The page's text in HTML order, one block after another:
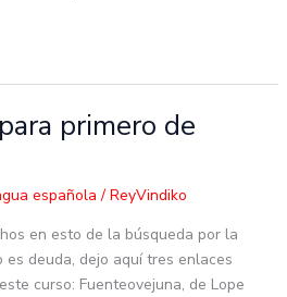
primero de
española / ReyVindiko
en esto de la búsqueda por la
deuda, dejo aquí tres enlaces
curso: Fuenteovejuna, de Lope